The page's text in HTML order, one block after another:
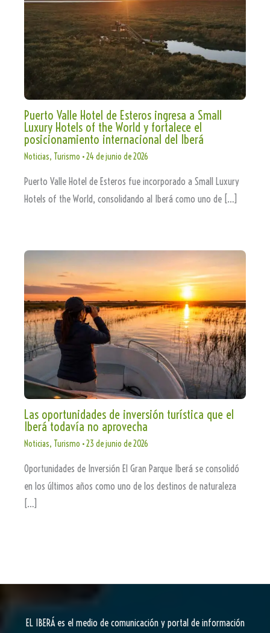
Puerto Valle Hotel de Esteros ingresa a Small
Luxury Hotels of the World y fortalece el
posicionamiento internacional del Iberá
Noticias, Turismo •24 de junio de 2026
Puerto Valle Hotel de Esteros fue incorporado a Small Luxury
Hotels of the World, consolidando al Iberá como uno de […]
Las oportunidades de inversión turística que el
Iberá todavía no aprovecha
Noticias, Turismo •23 de junio de 2026
Oportunidades de Inversión El Gran Parque Iberá se consolidó
en los últimos años como uno de los destinos de naturaleza
[…]
EL IBERÁes el medio de comunicación y portal de información